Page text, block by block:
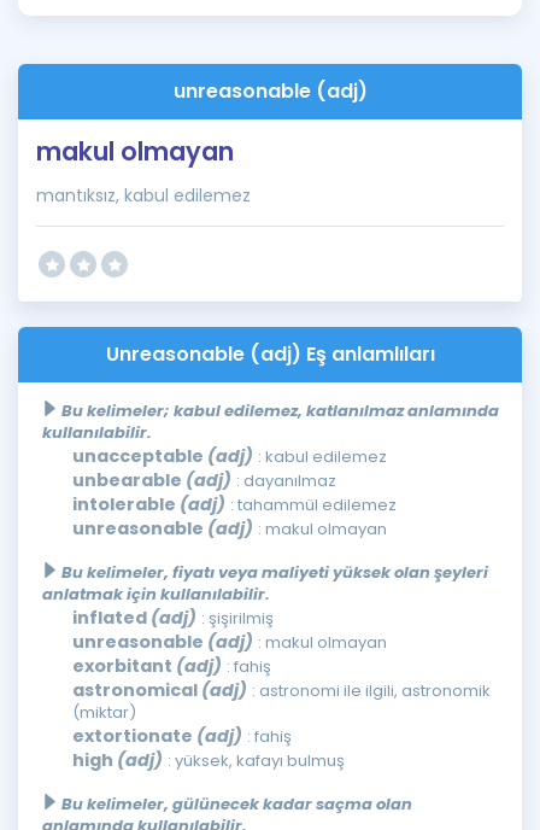
İngilizce Gramerunreasonable (adj)
makul olmayan
mantıksız, kabul edilemez
Unreasonable (adj) Eş anlamlıları
Bu kelimeler; kabul edilemez, katlanılmaz anlamında
kullanılabilir.
unacceptable (adj) : kabul edilemez
unbearable (adj) : dayanılmaz
intolerable (adj) : tahammül edilemez
unreasonable (adj) : makul olmayan
Bu kelimeler, fiyatı veya maliyeti yüksek olan şeyleri
anlatmak için kullanılabilir.
inflated (adj) : şişirilmiş
unreasonable (adj) : makul olmayan
exorbitant (adj) : fahiş
astronomical (adj) : astronomi ile ilgili, astronomik
(miktar)
extortionate (adj) : fahiş
high (adj) : yüksek, kafayı bulmuş
Bu kelimeler, gülünecek kadar saçma olan